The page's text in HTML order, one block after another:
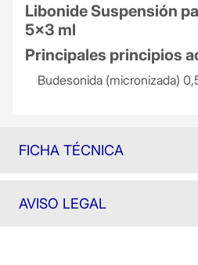
Libonide Suspensión
5x3 ml
Principales principios
Budesonida (micronizada)
FICHA TÉCNICA
AVISO LEGAL